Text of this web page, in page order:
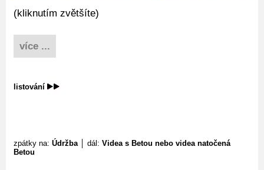
(kliknutím zvětšíte)
více ...
listování
zpátky na: Údržba │ dál: Videa s Betou nebo videa natočená
Betou